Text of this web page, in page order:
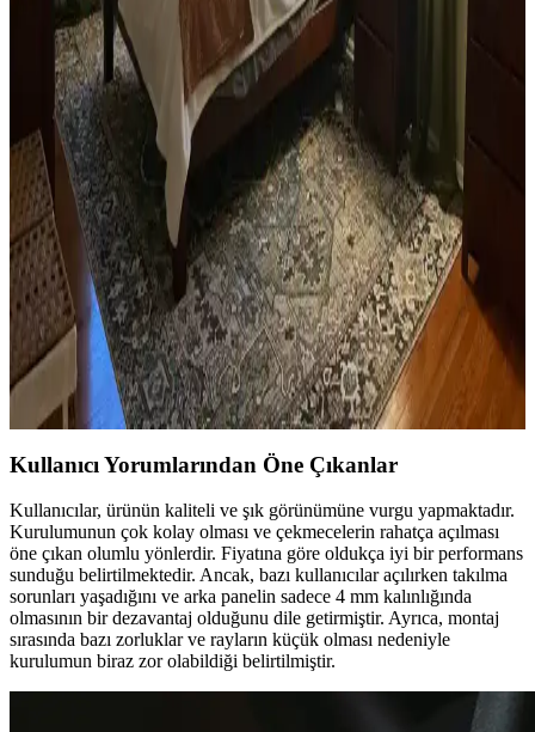
Yan sehpa boyamada renk seçimi, mobilya ve dekorasyon uyumu
açısından önemlidir. Koyu tonlar, sıcak renkler ve doğal ahşap
görünümü seçenekleriyle estetik sonuçlar elde edilir.
Ev Kütüphanesi Yenileme: Renk, Dekorasyon ve
Konforun Dengeli Buluşması
Ev kütüphanesi yenilemesinde renklerin rahatlatıcı etkisi, kişisel
dekoratif öğeler ve konforlu mobilyalar ön plandadır. Tavan boyama
ve raf düzeni mekânın atmosferini zenginleştirir.
Yatak Odası Düzeni ve Dekorasyonunda Doğru
Yerleşim ve Tasarım İpuçları
Yatak odasında doğru mobilya yerleşimi, renk uyumu, aydınlatma
ve kişisel dokunuşlarla mekanın fonksiyonelliği ve estetiği artırılır.
Bu ipuçlarıyla odanız daha dengeli ve sıcak bir hale gelir.
Kullanıcı Yorumlarından Öne Çıkanlar
Kullanıcılar, ürünün kaliteli ve şık görünümüne vurgu yapmaktadır.
Kurulumunun çok kolay olması ve çekmecelerin rahatça açılması
öne çıkan olumlu yönlerdir. Fiyatına göre oldukça iyi bir performans
sunduğu belirtilmektedir. Ancak, bazı kullanıcılar açılırken takılma
sorunları yaşadığını ve arka panelin sadece 4 mm kalınlığında
olmasının bir dezavantaj olduğunu dile getirmiştir. Ayrıca, montaj
sırasında bazı zorluklar ve rayların küçük olması nedeniyle
kurulumun biraz zor olabildiği belirtilmiştir.